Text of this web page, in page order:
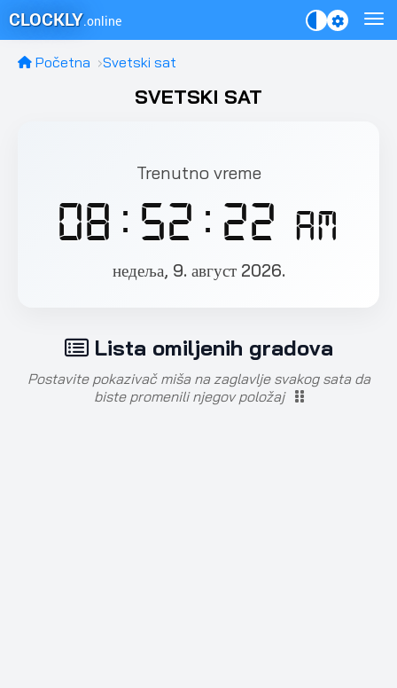
CLOCKLY.online
Početna Svetski sat
SVETSKI SAT
Trenutno vreme
08:52:24 AM
недеља, 9. август 2026.
Lista omiljenih gradova
Postavite pokazivač miša na zaglavlje svakog sata da
biste promenili njegov položaj